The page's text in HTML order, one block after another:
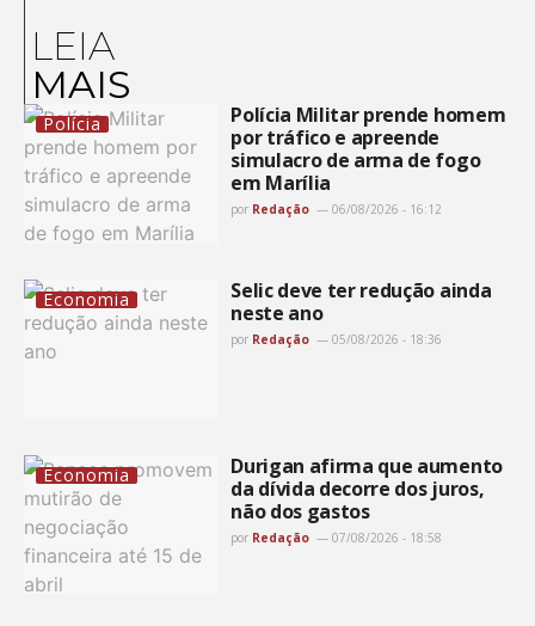
LEIA
MAIS
Polícia
Polícia Militar prende homem
por tráfico e apreende
simulacro de arma de fogo
em Marília
por Redação 06/08/2026 - 16:12
Economia
Selic deve ter redução ainda
neste ano
por Redação 05/08/2026 - 18:36
Economia
Durigan afirma que aumento
da dívida decorre dos juros,
não dos gastos
por Redação 07/08/2026 - 18:58